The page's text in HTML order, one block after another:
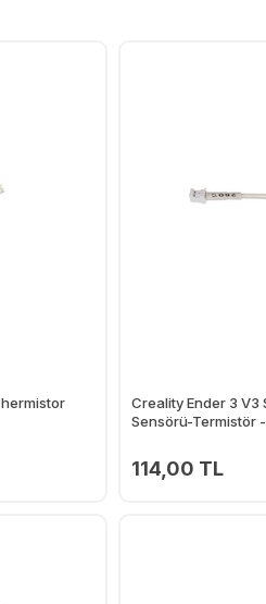
Creality Ender 3 V3
Sensörü-Termistör
114,00 TL